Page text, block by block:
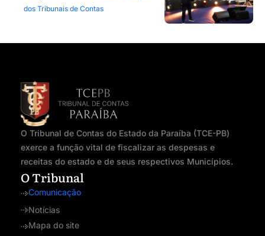
dos Tribunais de Contas
O Tribunal de Contas do Estado da Paraíba (TCE-PB)
exerce a função vital de fiscalizar as despesas e
receitas do estado e de seus respectivos Municípios.
O Tribunal
Comunicação
Notícias
Mapa do site